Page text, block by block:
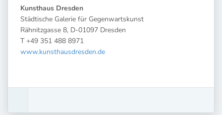
Kunsthaus Dresden
Städtische Galerie für Gegenwartskunst
Rähnitzgasse 8, D-01097 Dresden
T +49 351 488 8971
www.kunsthausdresden.de